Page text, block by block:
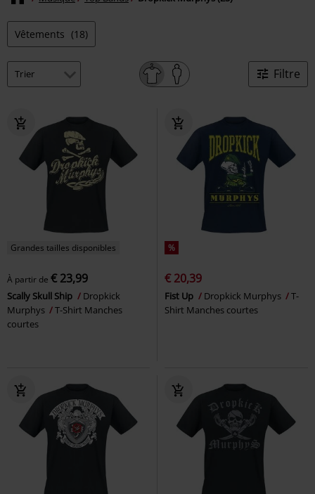
Vêtements (18)
Filtre
Grandes tailles disponibles
À partir de € 23,99
Scally Skull Ship
Dropkick
Murphys
T-Shirt Manches
courtes
%
€ 20,39
Fist Up Dropkick Murphys
T-
Shirt Manches courtes